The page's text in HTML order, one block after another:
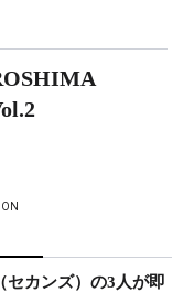
セカンズ）の3人が即